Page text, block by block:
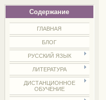
Содержание
ГЛАВНАЯ
БЛОГ
РУССКИЙ ЯЗЫК
ЛИТЕРАТУРА
ДИСТАНЦИОННОЕ
ОБУЧЕНИЕ